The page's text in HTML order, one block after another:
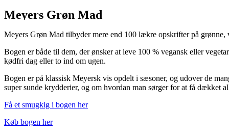
Meyers Grøn Mad
Meyers Grøn Mad tilbyder mere end 100 lækre opskrifter på grønne,
Bogen er både til dem, der ønsker at leve 100 % vegansk eller
kødfri dag eller to ind om ugen.
Bogen er på klassisk Meyersk vis opdelt i sæsoner, og udover de
super sunde krydderier, og om hvordan man sørger for at få dækket
Få et smugkig i bogen her
Køb bogen her